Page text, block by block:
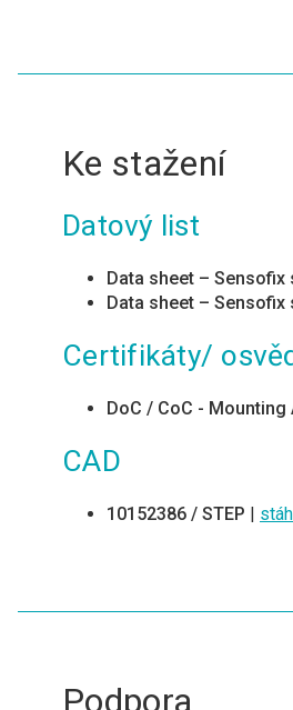
Ke stažení
Datový list
Data sheet – Sensofix
Data sheet – Sensofix
Certifikáty/
DoC / CoC -
CAD
10152386 / STEP |
Podpora